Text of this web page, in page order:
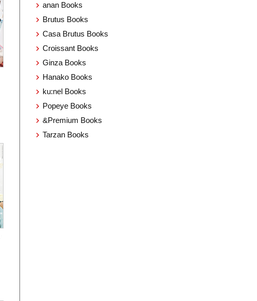
anan Books
Brutus Books
Casa Brutus Books
Croissant Books
Ginza Books
Hanako Books
ku:nel Books
Popeye Books
&Premium Books
Tarzan Books